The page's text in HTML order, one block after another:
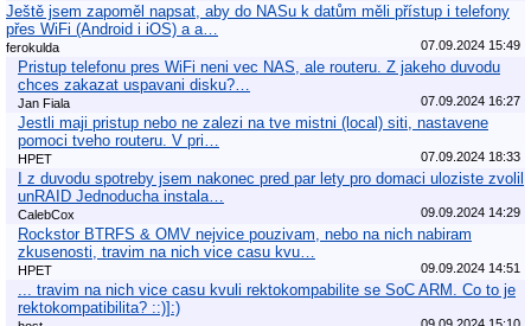
Ještě jsem zapoměl napsat, aby do NASu k datům měli přístup i telefony
přes WiFi (Android i iOS) a a…
ferokulda 07.09.2024 15:49
Pristup telefonu pres WiFi neni vec NAS, ale routeru. Z jakeho duvodu
chces zakazat uspavani disku?…
Jan Fiala 07.09.2024 16:27
Jestli maji pristup nebo ne zalezi na tve mistni (local) siti, nastavene
pomoci tveho routeru. V pri…
HPET 07.09.2024 18:33
I z duvodu spotreby jsem nakonec pred par lety pro domaci uloziste zvolil
unRAID Jednoducha instala…
CalebCox 09.09.2024 14:29
Rockstor BTRFS & OMV nejvice pouzivam, nebo na nich nabiram
zkusenosti, travim na nich vice casu kvu…
HPET 09.09.2024 14:51
... travim na nich vice casu kvuli rektokompabilite se SoC ARM. Co to je
rektokompatibilita? ::)]:)